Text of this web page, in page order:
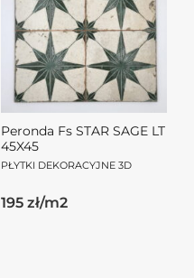
Peronda Fs STAR SAGE LT
45X45
PŁYTKI DEKORACYJNE 3D
195 zł/m2